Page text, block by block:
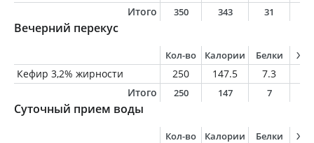
Итого
350 343 31
Вечерний перекус
Кол-во Калории Белки
Кефир 3,2% жирности 250 147.5 7.3
Итого
250 147 7
Суточный прием воды
Кол-во Калории Белки